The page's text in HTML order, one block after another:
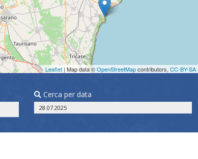
Leaflet | Map data ©OpenStreetMapcontributors, CC-BY-SA
Cerca per data